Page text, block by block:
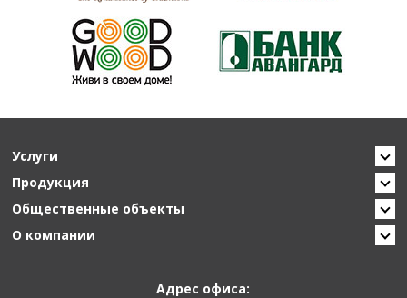
Услуги
Продукция
Общественные объекты
О компании
Адрес офиса: